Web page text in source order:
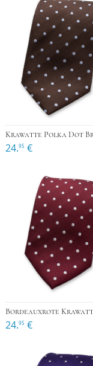
Krawatte Polka Dot
24.95 €
24.95 €